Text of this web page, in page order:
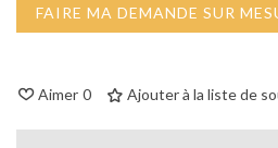
FAIRE MA DEMANDE SUR
Aimer 0 Ajouter à la liste de